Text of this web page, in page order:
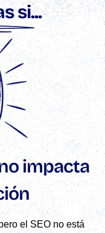
si...
impacta
el SEO no está